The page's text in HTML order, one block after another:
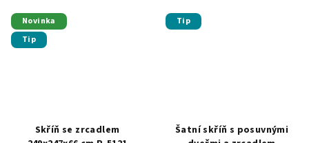
Novinka
Tip
Skříň se zrcadlem
Tip
Šatní skříň s posuvnými